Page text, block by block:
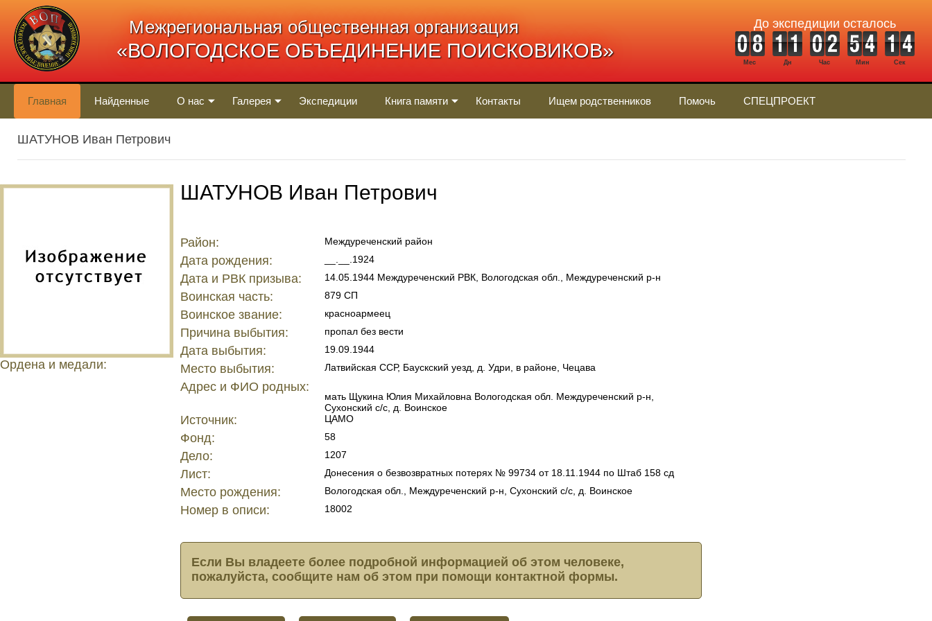
Межрегиональная общественная организация
«ВОЛОГОДСКОЕ ОБЪЕДИНЕНИЕ ПОИСКОВИКОВ»
До экспедиции осталось
Мес Дн Час Мин Сек
Главная Найденные О нас Галерея Экспедиции Книга памяти Контакты Ищем родственников Помочь СПЕЦПРОЕКТ
ШАТУНОВ Иван Петрович
Ордена и медали:
ШАТУНОВ Иван Петрович
Район: Междуреченский район
Дата рождения: __.__.1924
Дата и РВК призыва: 14.05.1944 Междуреченский РВК, Вологодская обл., Междуреченский р-н
Воинская часть: 879 СП
Воинское звание: красноармеец
Причина выбытия: пропал без вести
Дата выбытия: 19.09.1944
Место выбытия: Латвийская ССР, Баускский уезд, д. Удри, в районе, Чецава
Адрес и ФИО родных:
мать Щукина Юлия Михайловна Вологодская обл. Междуреченский р-н,
Сухонский с/с, д. Воинское
Источник: ЦАМО
Фонд: 58
Дело: 1207
Лист: Донесения о безвозвратных потерях № 99734 от 18.11.1944 по Штаб 158 сд
Место рождения: Вологодская обл., Междуреченский р-н, Сухонский с/с, д. Воинское
Номер в описи: 18002
Если Вы владеете более подробной информацией об этом человеке,
пожалуйста, сообщите нам об этом при помощи контактной формы.